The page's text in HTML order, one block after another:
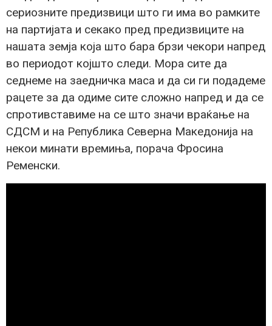
сериозните предизвици што ги има во рамките
на партијата и секако пред предизвиците на
нашата земја која што бара брзи чекори напред
во периодот којшто следи. Мора сите да
седнеме на заедничка маса и да си ги подадеме
рацете за да одиме сите сложно напред и да се
спротивставиме на се што значи враќање на
СДСМ и на Република Северна Македонија на
некои минати времиња, порача Фросина
Ременски.